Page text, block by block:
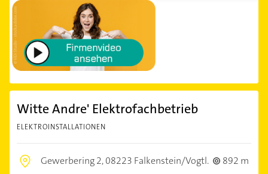
Witte Andre' Elektrofachbetrieb
ELEKTROINSTALLATIONEN
Gewerbering 2,08223 Falkenstein/Vogtl.
892 m